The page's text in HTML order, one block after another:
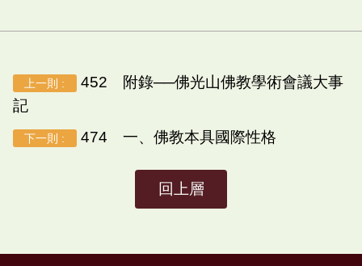
上一則 :
452 附錄──佛光山佛教學術會議大事
記
下一則 : 474 一、佛教本具國際性格
回上層